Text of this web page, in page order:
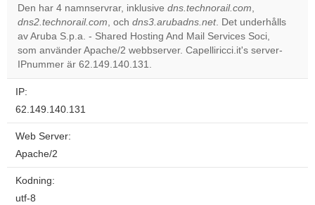
Do you
own this
website?
OK
Den har 4 namnservrar, inklusive dns.technorail.com,
dns2.technorail.com, och dns3.arubadns.net. Det underhålls
av Aruba S.p.a. - Shared Hosting And Mail Services Soci,
som använder Apache/2 webbserver. Capelliricci.it's server-
IPnummer är 62.149.140.131.
IP:
62.149.140.131
Web Server:
Apache/2
Kodning:
utf-8